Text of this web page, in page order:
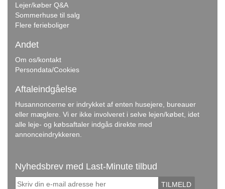
Lejer/køber Q&A
Sommerhuse til salg
Flere ferieboliger
Andet
Om os/kontakt
Persondata/Cookies
Aftaleindgåelse
Husannoncerne er indrykket af enten husejere, bureauer
eller mæglere. Vi er ikke involveret i selve lejen/købet, idet
alle leje- og købsaftaler indgås direkte med
annonceindrykkeren.
Nyhedsbrev med Last-Minute tilbud
TILMELD